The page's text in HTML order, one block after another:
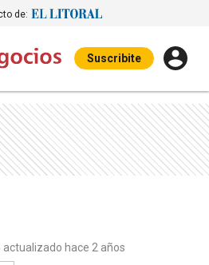
de:
Suscribite
actualizado hace 2 años